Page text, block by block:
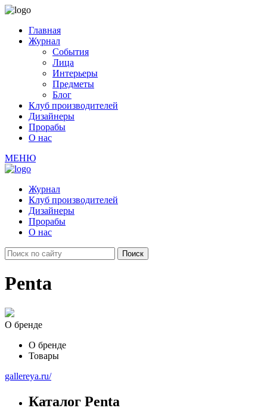
Главная
Журнал
События
Лица
Интерьеры
Предметы
Блог
Клуб производителей
Дизайнеры
Прорабы
О нас
МЕНЮ
Журнал
Клуб производителей
Дизайнеры
Прорабы
О нас
Penta
О бренде
О бренде
Товары
gallereya.ru/
Каталог Penta